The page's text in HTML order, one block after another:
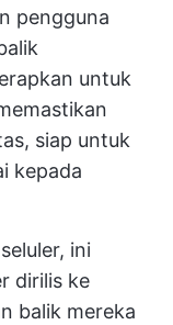
pengguna
untuk
siap untuk
kepada
ini
dirilis ke
balik mereka